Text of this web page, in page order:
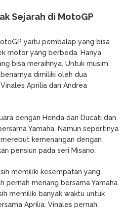
Sejarah di MotoGP
yaitu pembalap yang bisa
motor yang berbeda. Hanya
bisa meraihnya. Untuk musim
dimiliki oleh dua
Aprilia dan Andrea
dengan Honda dan Ducati dan
Yamaha. Namun sepertinya
kemenangan dengan
pensiun pada seri Misano.
memiliki kesempatan yang
pernah menang bersama Yamaha
memiliki banyak waktu untuk
Aprilia. Vinales pernah